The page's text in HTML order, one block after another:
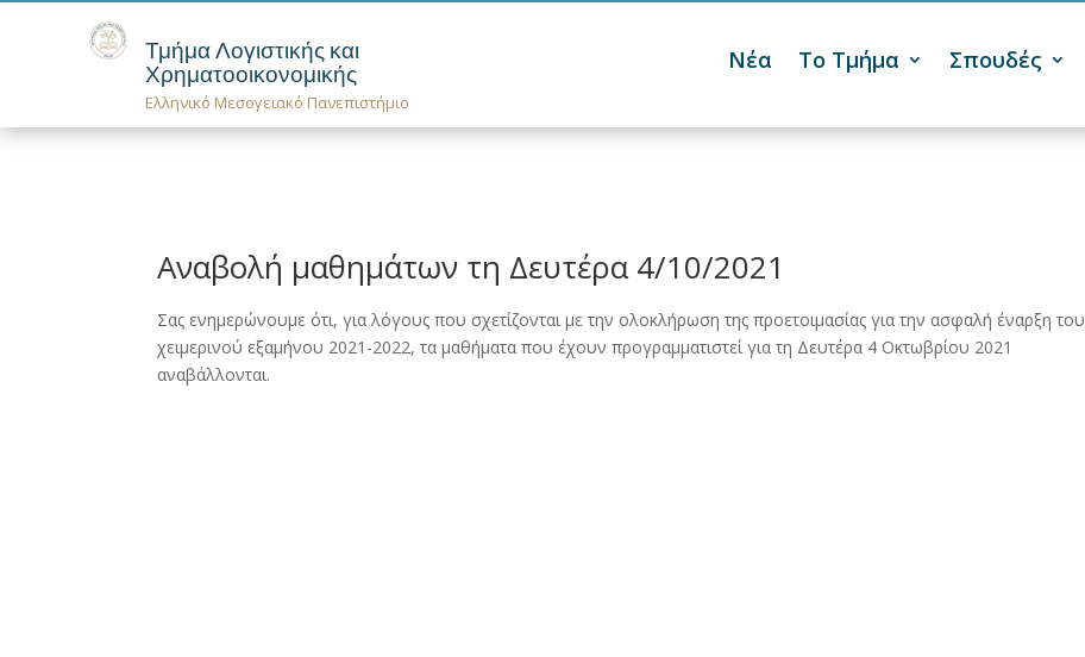
Τμήμα Λογιστικής και
Χρηματοοικονομικής
Ελληνικό Μεσογειακό Πανεπιστήμιο
Νέα Το Τμήμα Σπουδές
Αναβολή μαθημάτων τη Δευτέρα 4/10/2021
Σας ενημερώνουμε ότι, για λόγους που σχετίζονται με την ολοκλήρωση της προετοιμασίας για την ασφαλή έναρξη του
χειμερινού εξαμήνου 2021-2022, τα μαθήματα που έχουν προγραμματιστεί για τη Δευτέρα 4 Οκτωβρίου 2021
αναβάλλονται.